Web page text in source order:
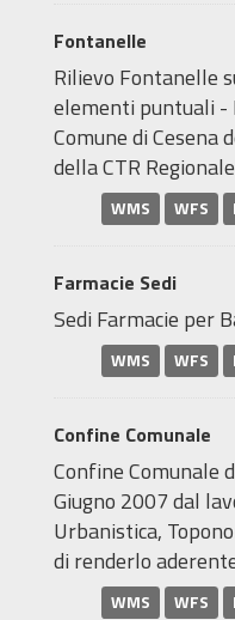
Fontanelle
Rilievo Fontanelle
elementi puntuali -
Comune di Cesena
della CTR
WMS WFS
Farmacie Sedi
Sedi Farmacie per
WMS WFS
Confine Comunale
Confine Comunale
Giugno 2007 dal
Urbanistica,
di renderlo
WMS WFS